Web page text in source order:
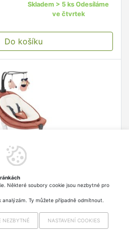
Skladem > 5 ks Odesíláme
ve čtvrtek
košíku
Terracotta
houpání: do stran nebo
Některé soubory cookie jsou nezbytné pro
analýzám. Ty můžete případně odmítnout.
NEZBYTNÉ NASTAVENÍ COOKIES